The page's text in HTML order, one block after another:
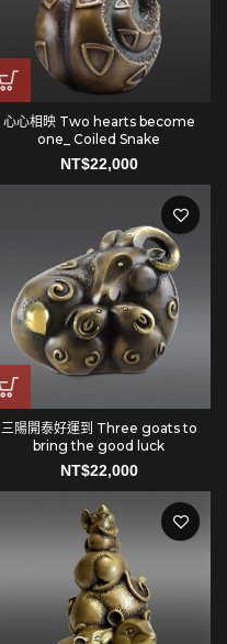
心心相映 Two hearts become
one_ Coiled Snake
NT$22,000
三陽開泰好運到 Three goats to
bring the good luck
NT$22,000